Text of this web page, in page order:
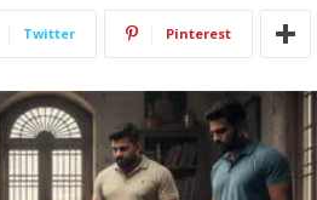
Twitter Pinterest